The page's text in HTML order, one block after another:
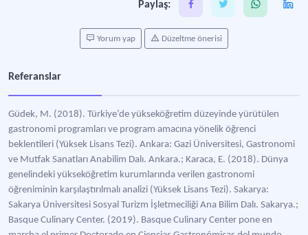
Paylaş:
Yorum yap Düzeltme önerisi
Referanslar
Güdek, M. (2018). Türkiye’de yükseköğretim düzeyinde yürütülen
gastronomi programları ve program amacına yönelik öğrenci
beklentileri (Yüksek Lisans Tezi). Ankara: Gazi Üniversitesi, Gastronomi
ve Mutfak Sanatları Anabilim Dalı. Ankara.; Karaca, E. (2018). Dünya
genelindeki yükseköğretim kurumlarında verilen gastronomi
öğreniminin karşılaştırılmalı analizi (Yüksek Lisans Tezi). Sakarya:
Sakarya Üniversitesi Sosyal Turizm İşletmeciliği Ana Bilim Dalı. Sakarya.;
Basque Culinary Center. (2019). Basque Culinary Center pone en